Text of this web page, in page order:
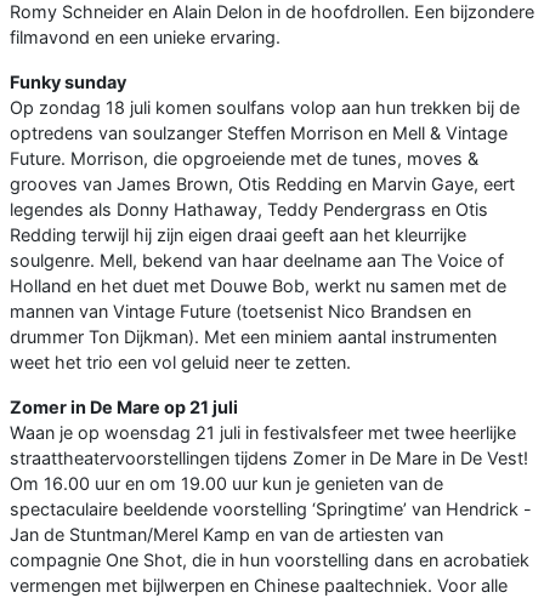
Romy Schneider en Alain Delon in de hoofdrollen. Een bijzondere
filmavond en een unieke ervaring.
Funky sunday
Op zondag 18 juli komen soulfans volop aan hun trekken bij de
optredens van soulzanger Steffen Morrison en Mell & Vintage
Future. Morrison, die opgroeiende met de tunes, moves &
grooves van James Brown, Otis Redding en Marvin Gaye, eert
legendes als Donny Hathaway, Teddy Pendergrass en Otis
Redding terwijl hij zijn eigen draai geeft aan het kleurrijke
soulgenre. Mell, bekend van haar deelname aan The Voice of
Holland en het duet met Douwe Bob, werkt nu samen met de
mannen van Vintage Future (toetsenist Nico Brandsen en
drummer Ton Dijkman). Met een miniem aantal instrumenten
weet het trio een vol geluid neer te zetten.
Zomer in De Mare op 21 juli
Waan je op woensdag 21 juli in festivalsfeer met twee heerlijke
straattheatervoorstellingen tijdens Zomer in De Mare in De Vest!
Om 16.00 uur en om 19.00 uur kun je genieten van de
spectaculaire beeldende voorstelling ‘Springtime’ van Hendrick -
Jan de Stuntman/Merel Kamp en van de artiesten van
compagnie One Shot, die in hun voorstelling dans en acrobatiek
vermengen met bijlwerpen en Chinese paaltechniek. Voor alle